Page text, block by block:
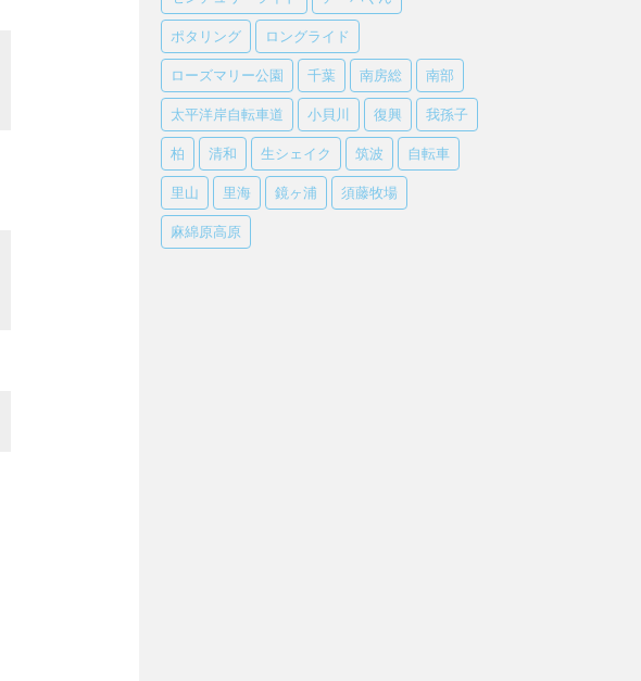
ポタリング ロングライド
ローズマリー公園 千葉 南房総 南部
太平洋岸自転車道 小貝川 復興 我孫子
柏 清和 生シェイク 筑波 自転車
里山 里海 鏡ヶ浦 須藤牧場
麻綿原高原